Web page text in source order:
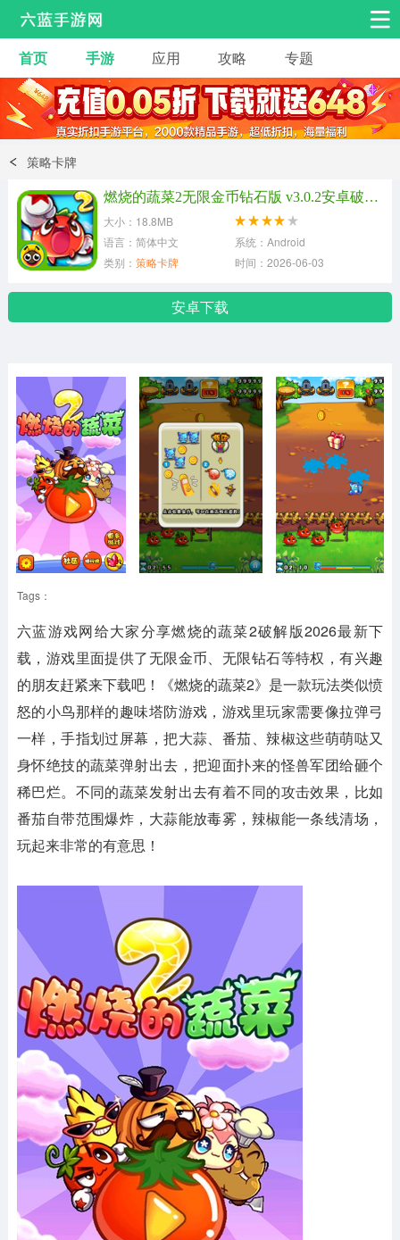
安卓手游 手游工具
热门手游 角色扮演 益智休闲
动作射击
冒险解谜
体育竞技
首页 手游 应用 攻略 专题
策略卡牌
燃烧的蔬菜2无限金币钻石版 v3.0.2安卓破解版
大小：18.8MB
语言：简体中文
系统：Android
类别： 策略卡牌 时间：2026-06-03
安卓下载
Tags：
六蓝游戏网给大家分享燃烧的蔬菜2破解版2026最新下
载，游戏里面提供了无限金币、无限钻石等特权，有兴趣
的朋友赶紧来下载吧！《燃烧的蔬菜2》是一款玩法类似愤
怒的小鸟那样的趣味塔防游戏，游戏里玩家需要像拉弹弓
一样，手指划过屏幕，把大蒜、番茄、辣椒这些萌萌哒又
身怀绝技的蔬菜弹射出去，把迎面扑来的怪兽军团给砸个
稀巴烂。不同的蔬菜发射出去有着不同的攻击效果，比如
番茄自带范围爆炸，大蒜能放毒雾，辣椒能一条线清场，
玩起来非常的有意思！